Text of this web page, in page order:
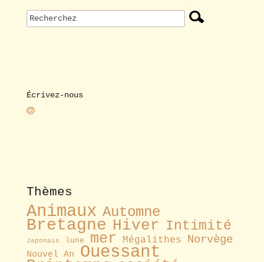
Écrivez-nous
Thèmes
Animaux Automne
Bretagne Hiver Intimité
Japonais lune mer Mégalithes Norvège
Nouvel An Ouessant